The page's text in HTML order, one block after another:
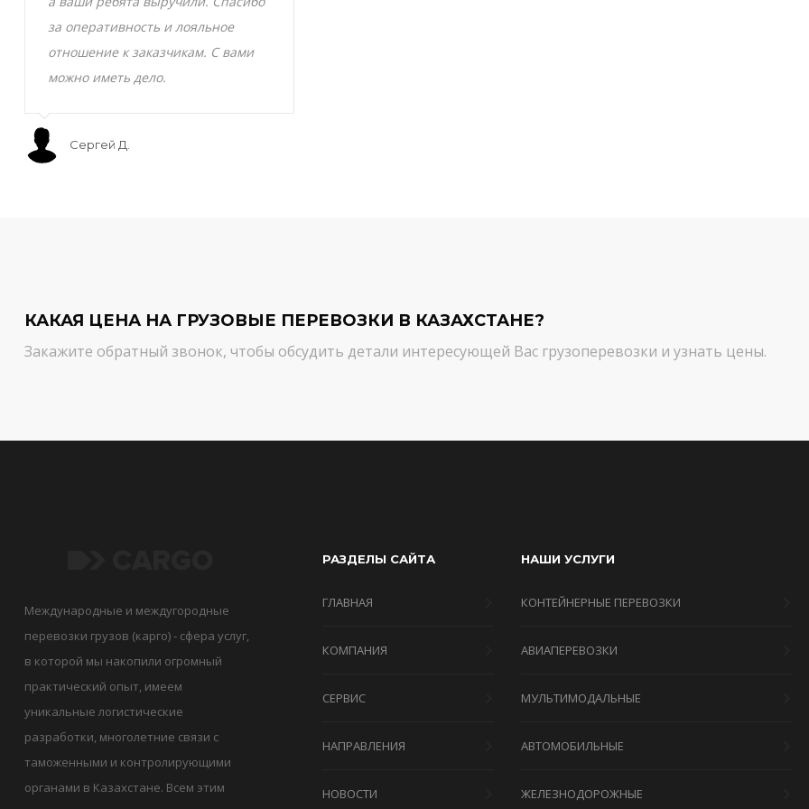
за оперативность и лояльное
отношение к заказчикам. С вами
можно иметь дело.
Сергей Д.
КАКАЯ ЦЕНА НА ГРУЗОВЫЕ ПЕРЕВОЗКИ В КАЗАХСТАНЕ?
Закажите обратный звонок, чтобы обсудить детали интересующей Вас грузоперевозки и узнать цены.
Международные и междугородные
перевозки грузов (карго) - сфера услуг,
в которой мы накопили огромный
практический опыт, имеем
уникальные логистические
разработки, многолетние связи с
таможенными и контролирующими
органами в Казахстане. Всем этим
РАЗДЕЛЫ САЙТА
ГЛАВНАЯ
КОМПАНИЯ
СЕРВИС
НАПРАВЛЕНИЯ
НОВОСТИ
НАШИ УСЛУГИ
КОНТЕЙНЕРНЫЕ ПЕРЕВОЗКИ
АВИАПЕРЕВОЗКИ
МУЛЬТИМОДАЛЬНЫЕ
АВТОМОБИЛЬНЫЕ
ЖЕЛЕЗНОДОРОЖНЫЕ